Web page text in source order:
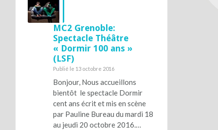
MC2 Grenoble:
Spectacle Théâtre
« Dormir 100 ans »
(LSF)
Publié le 13 octobre 2016
Bonjour, Nous accueillons
bientôt le spectacle Dormir
cent ans écrit et mis en scène
par Pauline Bureau du mardi 18
au jeudi 20 octobre 2016.…